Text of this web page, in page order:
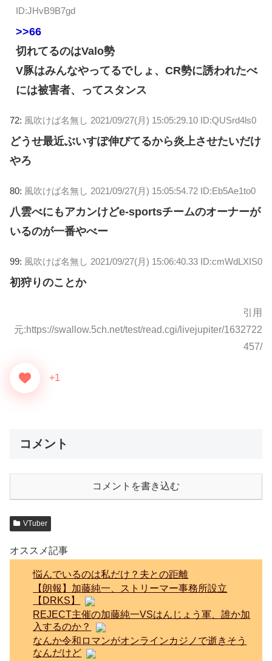
ID:JHvB9B7gd
>>66
切れてるのはValo勢
V豚はみんなやってるでしょ、CR勢に誘われたべ
には被害者、ってスタンス
72: 風吹けば名無し 2021/09/27(月) 15:05:29.10 ID:QUSrd4ls0
どうせ最近ぶいすぽ伸びてるから炎上させたいだけ
やろ
80: 風吹けば名無し 2021/09/27(月) 15:05:54.72 ID:Eb5Ae1to0
八雲べにもアカンけどe-sportsチームのオーナーが
いるのが一番やべー
99: 風吹けば名無し 2021/09/27(月) 15:06:40.33 ID:cmWdLXIS0
初狩りのことか
引用
元:https://swallow.5ch.net/test/read.cgi/livejupiter/1632722
457/
+1
コメント
コメントを書き込む
VTuber
オススメ記事
悩んでいるのは私だけ？夫との距離
【朗報】加藤純一、ストリーマー事務所設立
【DRKS】
REJECT主催の加藤純一VSはんじょう軍、誰か加
入するのか？
なんか令和ロマンがオンラインカジノで逝きそう
なんだけど